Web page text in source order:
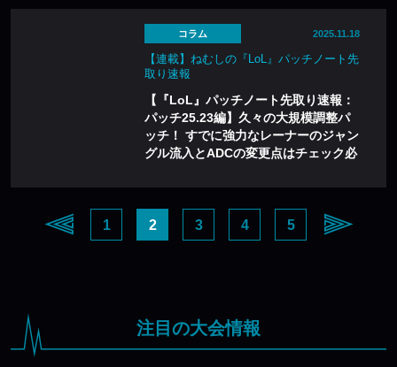
コラム 2025.11.18
【連載】ねむしの『LoL』パッチノート先
取り速報
【『LoL』パッチノート先取り速報：
パッチ25.23編】久々の大規模調整パ
ッチ！ すでに強力なレーナーのジャン
グル流入とADCの変更点はチェック必
1 2 3 4 5
注目の大会情報